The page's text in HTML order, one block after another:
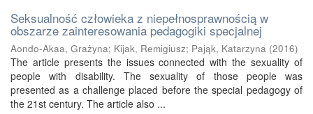
Seksualność człowieka z niepełnosprawnością w
obszarze zainteresowania pedagogiki specjalnej
Aondo-Akaa, Grażyna; Kijak, Remigiusz; Pająk, Katarzyna (2016)
The article presents the issues connected with the sexuality of
people with disability. The sexuality of those people was
presented as a challenge placed before the special pedagogy of
the 21st century. The article also ...